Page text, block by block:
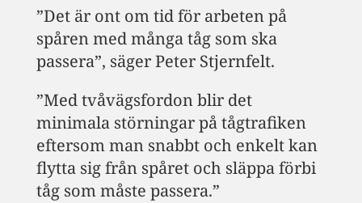
”Det är ont om tid för arbeten på
spåren med många tåg som ska
passera”, säger Peter Stjernfelt.
”Med tvåvägsfordon blir det
minimala störningar på tågtrafiken
eftersom man snabbt och enkelt kan
flytta sig från spåret och släppa förbi
tåg som måste passera.”